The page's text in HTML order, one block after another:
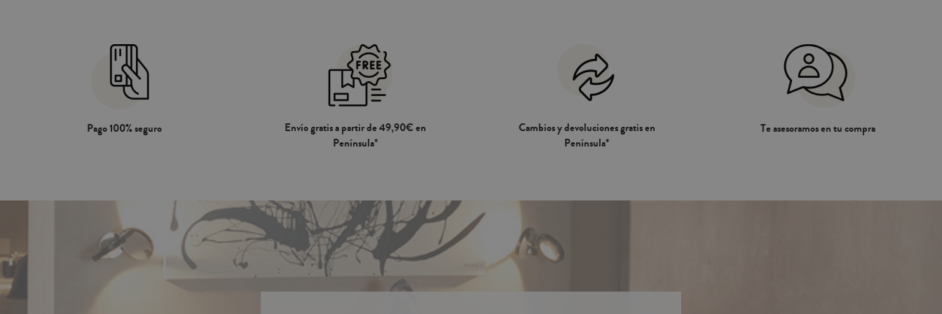
Pago 100% seguro
Envío gratis a partir de 49,90€ en
Península*
Cambios y devoluciones gratis en
Península*
Te asesoramos en tu compra